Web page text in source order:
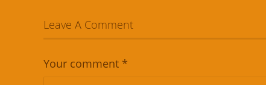
Leave A Comment
Your comment *